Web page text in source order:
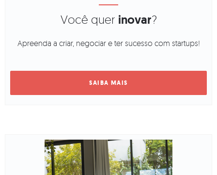
Você quer inovar?
Apreenda a criar, negociar e ter sucesso com startups!